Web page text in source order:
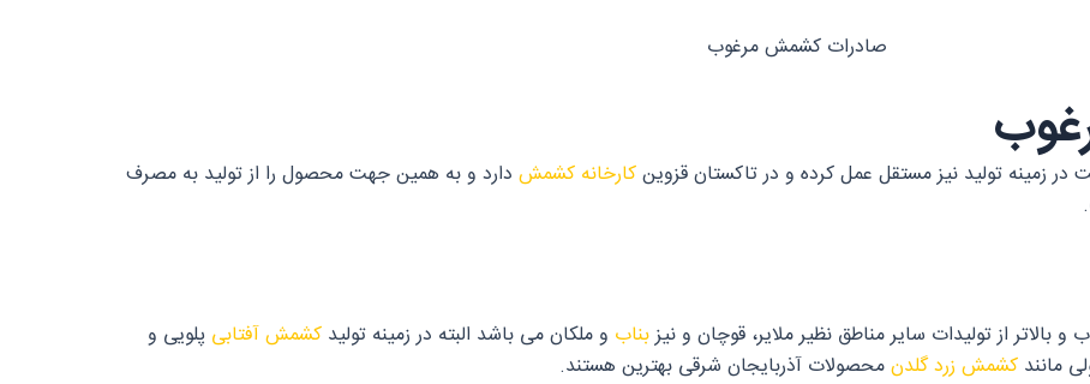
در زمینه تولید نیز مستقل عمل کرده و در تاکستان قزوینکارخانه کشمش دارد و به همین جهت محصول را از تولید به مصرف
از تولیدات سایر مناطق نظیر ملایر، قوچان و نیزبناب و ملکان می باشد البته در زمینه تولید کشمش آفتابی پلویی و
مانند کشمش زرد گلدنمحصولات آذربایجان شرقی بهترین هستند.